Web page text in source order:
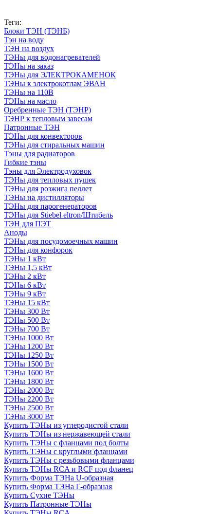
Теги:
Блоки ТЭН (ТЭНБ)
Тэн на воду
ТЭН на воздух
ТЭНы для водонагревателей
ТЭНы на заказ
ТЭНы для ЭЛЕКТРОКАМЕНОК
ТЭНы к электрокотлам ЭВАН
ТЭНы на 110В
ТЭНы на масло
Оребренные ТЭН (ТЭНР)
ТЭНР к тепловым завесам
Патронные ТЭН
ТЭНы для конвекторов
ТЭНы для стиральных машин
Тэны для радиаторов
Гибкие тэны
Тэны для Электродуховок
ТЭНы для тепловых пушек
ТЭНы для розжига пеллет
ТЭНы на дистилляторы
ТЭНы для парогенераторов
ТЭНы для Stiebel eltron/Штибель
ТЭН для ПЭТ
Аноды
ТЭНы для посудомоечных машин
ТЭНы для конфорок
ТЭНы 1 кВт
ТЭНы 1,5 кВт
ТЭНы 2 кВт
ТЭНы 6 кВт
ТЭНы 9 кВт
ТЭНы 15 кВт
ТЭНы 300 Вт
ТЭНы 500 Вт
ТЭНы 700 Вт
ТЭНы 1000 Вт
ТЭНы 1200 Вт
ТЭНы 1250 Вт
ТЭНы 1500 Вт
ТЭНы 1600 Вт
ТЭНы 1800 Вт
ТЭНы 2000 Вт
ТЭНы 2200 Вт
ТЭНы 2500 Вт
ТЭНы 3000 Вт
Купить ТЭНы из углеродистой стали
Купить ТЭНы из нержавеющей стали
Купить ТЭНы с фланцами под болты
Купить ТЭНы с круглыми фланцами
Купить ТЭНы с резьбовыми фланцами
Купить ТЭНы RCA и RCF под фланец
Купить Форма ТЭНа U-образная
Купить Форма ТЭНа Г-образная
Купить Сухие ТЭНы
Купить Патронные ТЭНы